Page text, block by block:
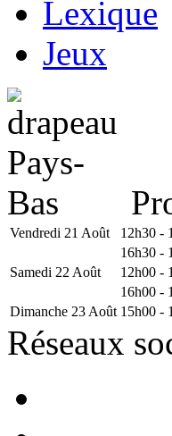
Lexique
Jeux
Vendredi 21 Août 12h30 -
16h30 -
Samedi 22 Août
12h00 -
16h00 -
Dimanche 23 Août 15h00 -
Réseaux